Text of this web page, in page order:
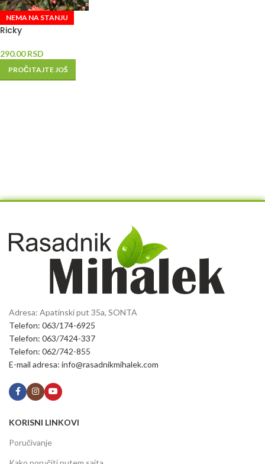
NEMA NA STANJU
Ricky
290.00RSD
PROČITAJTE JOŠ
Adresa: Apatinski put 35a, SONTA
Telefon: 063/174-6925
Telefon: 063/7424-337
Telefon: 062/742-855
E-mail adresa: info@rasadnikmihalek.com
KORISNI LINKOVI
Poručivanje